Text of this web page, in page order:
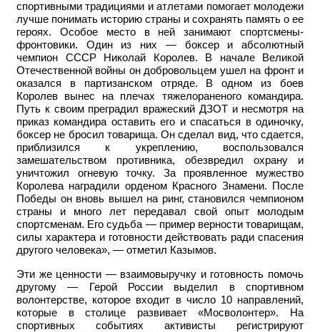
спортивными традициями и атлетами помогает молодежи
лучше понимать историю страны и сохранять память о ее
героях. Особое место в ней занимают спортсмены-
фронтовики. Один из них — боксер и абсолютный
чемпион СССР Николай Королев. В начале Великой
Отечественной войны он добровольцем ушел на фронт и
оказался в партизанском отряде. В одном из боев
Королев вынес на плечах тяжелораненого командира.
Путь к своим преградил вражеский ДЗОТ и несмотря на
приказ командира оставить его и спасаться в одиночку,
боксер не бросил товарища. Он сделал вид, что сдается,
приблизился к укреплению, воспользовался
замешательством противника, обезвредил охрану и
уничтожил огневую точку. За проявленное мужество
Королева наградили орденом Красного Знамени. После
Победы он вновь вышел на ринг, становился чемпионом
страны и много лет передавал свой опыт молодым
спортсменам. Его судьба — пример верности товарищам,
силы характера и готовности действовать ради спасения
другого человека», — отметил Казымов.
Эти же ценности — взаимовыручку и готовность помочь
другому — Герой России выделил в спортивном
волонтерстве, которое входит в число 10 направлений,
которые в столице развивает «Мосволонтер». На
спортивных событиях активисты регистрируют